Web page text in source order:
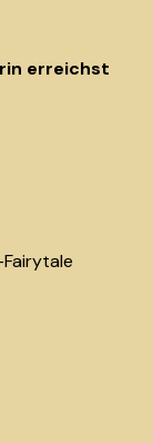
erreichst